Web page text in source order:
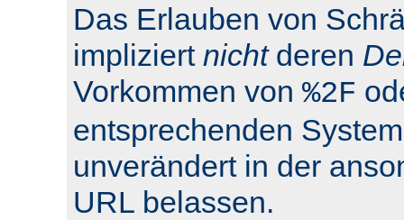
Das Erlauben von
impliziert nichtderen
Vorkommen von %2F
entsprechenden
unverändert in der
URL belassen.